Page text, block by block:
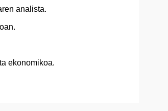
analista.
ekonomikoa.